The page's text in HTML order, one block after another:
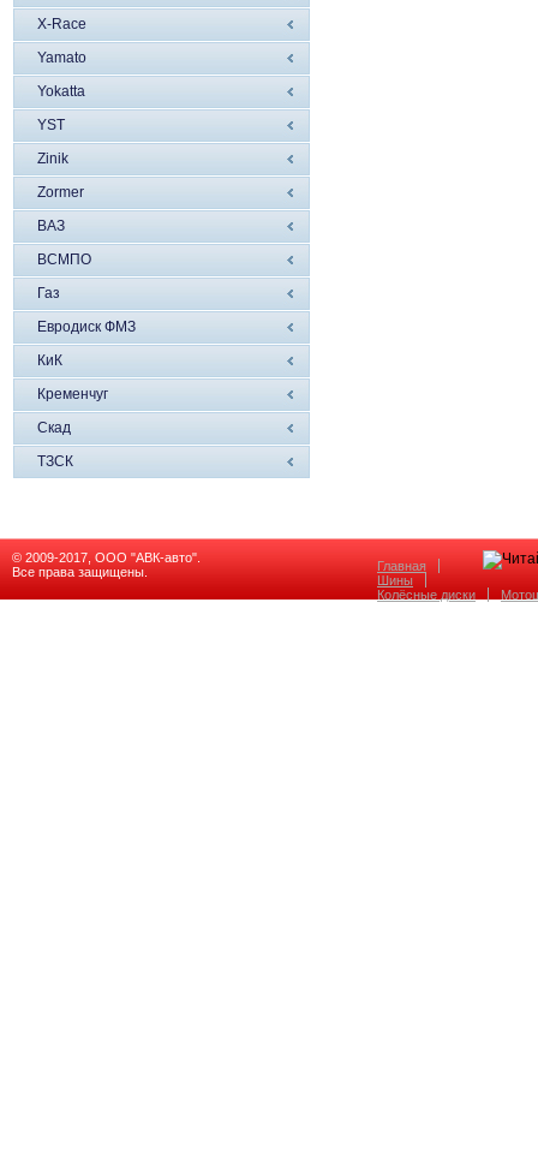
X-Race
Yamato
Yokatta
YST
Zinik
Zormer
ВАЗ
ВСМПО
Газ
Евродиск ФМЗ
КиК
Кременчуг
Скад
ТЗСК
© 2009-2017, ООО "АВК-авто".
Все права защищены.
Главная
Шины
Колёсные диски